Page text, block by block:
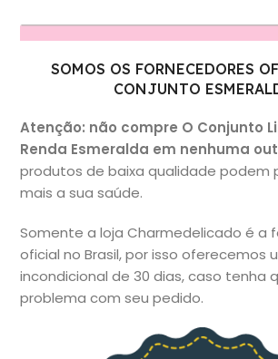
SOMOS OS FORNECEDORES
CONJUNTO
Atenção: não compre O Conjunto
Renda Esmeralda em nenhuma
produtos de baixa qualidade podem
mais a sua saúde.
Somente a loja Charmedelicado é a
oficial no Brasil, por isso oferecemos
incondicional de 30 dias, caso tenha
problema com seu pedido.